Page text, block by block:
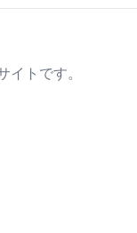
トです。